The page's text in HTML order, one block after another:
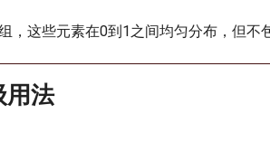
，这些元素在0到1之间均匀分布，但不
用法